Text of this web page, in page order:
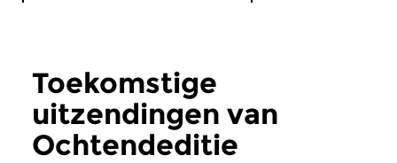
Toekomstige
uitzendingen van
Ochtendeditie